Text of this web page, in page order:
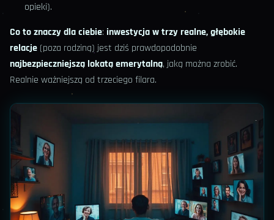
opieki).
Co to znaczy dla ciebie: inwestycja w trzy realne, głębokie
relacje (poza rodziną) jest dziś prawdopodobnie
najbezpieczniejszą lokatą emerytalną, jaką można zrobić.
Realnie ważniejszą od trzeciego filara.